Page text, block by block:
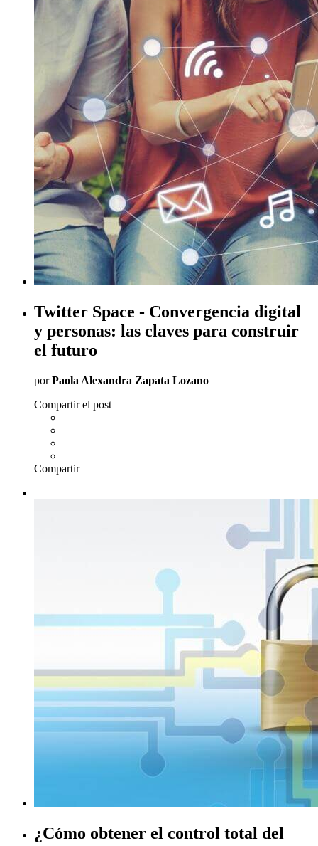
Twitter Space - Convergencia digital
y personas: las claves para construir
el futuro
porPaola Alexandra Zapata Lozano
Compartir el post
Compartir
¿Cómo obtener el control total del